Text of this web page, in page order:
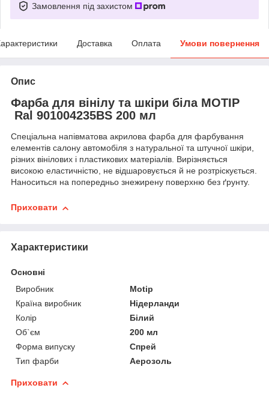
Замовлення під захистом
Доставка Оплата Умови повернення
Опис
Фарба для вінілу та шкіри біла MOTIP
Ral 901004235BS 200 мл
Спеціальна напівматова акрилова фарба для фарбування
елементів салону автомобіля з натуральної та штучної шкіри,
різних вінілових і пластикових матеріалів. Вирізняється
високою еластичністю, не відшаровується й не розтріскується.
Наноситься на попередньо знежирену поверхню без ґрунту.
Приховати
Характеристики
Основні
Виробник
Motip
Країна виробник
Нідерланди
Колір
Білий
Об`єм
200 мл
Форма випуску
Спрей
Тип фарби
Аерозоль
Приховати